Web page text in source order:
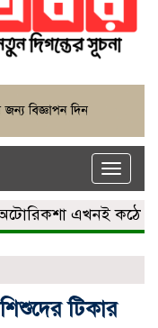
Toggle
এখনই কঠোর
টিকার